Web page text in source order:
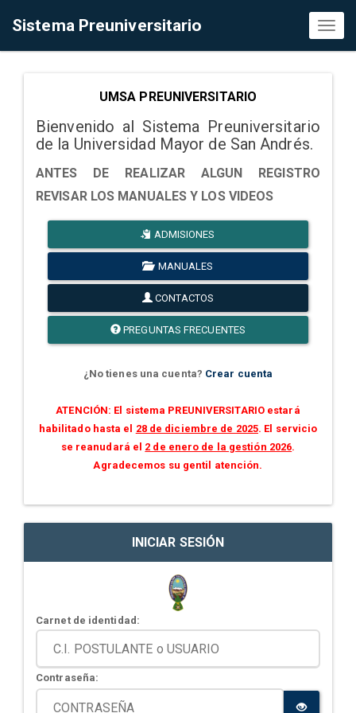
Sistema Preuniversitario
UMSA PREUNIVERSITARIO
Bienvenido al Sistema Preuniversitario
de la Universidad Mayor de San Andrés.
ANTES DE REALIZAR ALGUN REGISTRO
REVISAR LOS MANUALES Y LOS VIDEOS
ADMISIONES
MANUALES
CONTACTOS
PREGUNTAS FRECUENTES
¿No tienes una cuenta? Crear cuenta
ATENCIÓN: El sistema PREUNIVERSITARIO estará
habilitado hasta el 28 de diciembre de 2025. El servicio
se reanudará el 2 de enero de la gestión 2026.
Agradecemos su gentil atención.
INICIAR SESIÓN
Carnet de identidad:
Contraseña: